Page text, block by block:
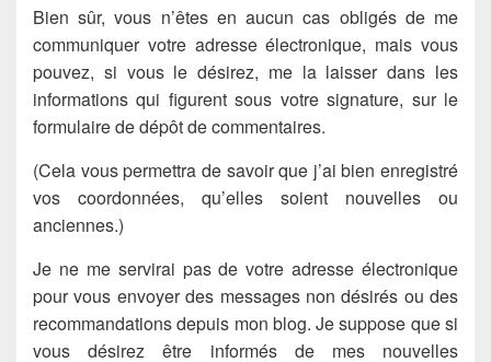
Bien sûr, vous n’êtes en aucun cas obligés de me
communiquer votre adresse électronique, mais vous
pouvez, si vous le désirez, me la laisser dans les
informations qui figurent sous votre signature, sur le
formulaire de dépôt de commentaires.
(Cela vous permettra de savoir que j’ai bien enregistré
vos coordonnées, qu’elles soient nouvelles ou
anciennes.)
Je ne me servirai pas de votre adresse électronique
pour vous envoyer des messages non désirés ou des
recommandations depuis mon blog. Je suppose que si
vous désirez être informés de mes nouvelles